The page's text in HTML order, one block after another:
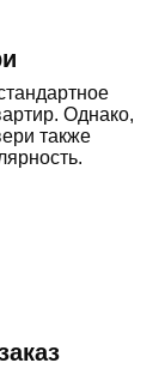
Однако,
также